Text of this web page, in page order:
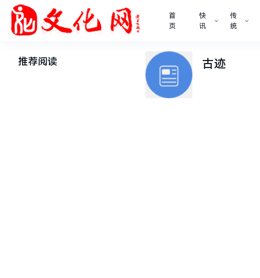
首
页
快
讯
传
统
推荐阅读 古迹